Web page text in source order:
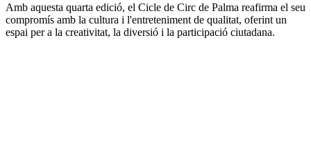
Amb aquesta quarta edició, el Cicle de Circ de Palma reafirma el seu
compromís amb la cultura i l'entreteniment de qualitat, oferint un
espai per a la creativitat, la diversió i la participació ciutadana.